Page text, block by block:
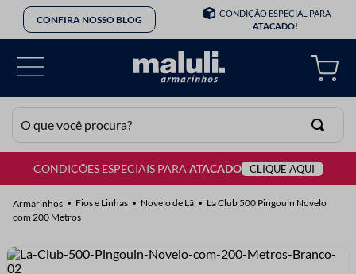
Tel: (11) 3312-8459 (11) 3312-8453
O que você procura?
CONDIÇÕES ESPECIAIS PARAATACADO CLIQUE AQUI
Fios e Linhas Novelo de Lã
La Club 500 Pingouin Novelo
com 200 Metros
TERMOS MAIS BUSCADOS
2º
barbante
3º
botão